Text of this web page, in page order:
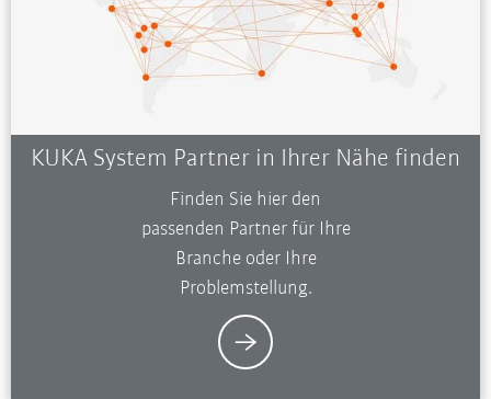
KUKA System Partner in Ihrer Nähe finden
Finden Sie hier den
passenden Partner für Ihre
Branche oder Ihre
Problemstellung.